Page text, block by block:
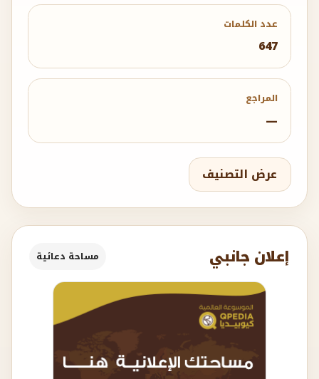
عدد الكلمات
647
المراجع
—
عرض التصنيف
إعلان جانبي مساحة دعائية